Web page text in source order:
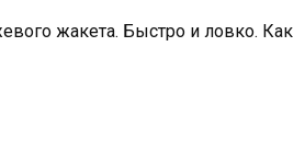
жакета. Быстро и ловко. Как